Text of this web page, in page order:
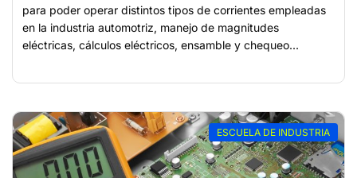
para poder operar distintos tipos de corrientes empleadas
en la industria automotriz, manejo de magnitudes
eléctricas, cálculos eléctricos, ensamble y chequeo...
ESCUELA DE INDUSTRIA